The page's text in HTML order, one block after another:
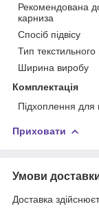
Рекомендована
карниза
Спосіб підвісу
Тип
Ширина виробу
Комплектація
Підхоплення для
Приховати
Умови
Доставка